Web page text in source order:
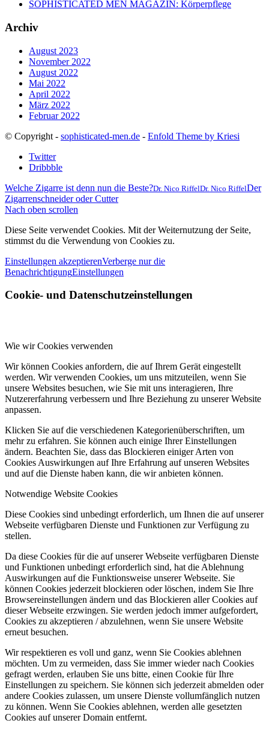
SOPHISTICATED MEN MAGAZIN: Körperpflege
Archiv
August 2023
November 2022
August 2022
Mai 2022
April 2022
März 2022
Februar 2022
© Copyright - sophisticated-men.de - Enfold Theme by Kriesi
Twitter
Dribbble
Welche Zigarre ist denn nun die Beste?Dr. Nico RiffelDr. Nico RiffelDer
Zigarrenschneider oder Cutter
Nach oben scrollen
Diese Seite verwendet Cookies. Mit der Weiternutzung der Seite,
stimmst du die Verwendung von Cookies zu.
Einstellungen akzeptierenVerberge nur die
BenachrichtigungEinstellungen
Cookie- und Datenschutzeinstellungen
Wie wir Cookies verwenden
Wir können Cookies anfordern, die auf Ihrem Gerät eingestellt
werden. Wir verwenden Cookies, um uns mitzuteilen, wenn Sie
unsere Websites besuchen, wie Sie mit uns interagieren, Ihre
Nutzererfahrung verbessern und Ihre Beziehung zu unserer Website
anpassen.
Klicken Sie auf die verschiedenen Kategorienüberschriften, um
mehr zu erfahren. Sie können auch einige Ihrer Einstellungen
ändern. Beachten Sie, dass das Blockieren einiger Arten von
Cookies Auswirkungen auf Ihre Erfahrung auf unseren Websites
und auf die Dienste haben kann, die wir anbieten können.
Notwendige Website Cookies
Diese Cookies sind unbedingt erforderlich, um Ihnen die auf unserer
Webseite verfügbaren Dienste und Funktionen zur Verfügung zu
stellen.
Da diese Cookies für die auf unserer Webseite verfügbaren Dienste
und Funktionen unbedingt erforderlich sind, hat die Ablehnung
Auswirkungen auf die Funktionsweise unserer Webseite. Sie
können Cookies jederzeit blockieren oder löschen, indem Sie Ihre
Browsereinstellungen ändern und das Blockieren aller Cookies auf
dieser Webseite erzwingen. Sie werden jedoch immer aufgefordert,
Cookies zu akzeptieren / abzulehnen, wenn Sie unsere Website
erneut besuchen.
Wir respektieren es voll und ganz, wenn Sie Cookies ablehnen
möchten. Um zu vermeiden, dass Sie immer wieder nach Cookies
gefragt werden, erlauben Sie uns bitte, einen Cookie für Ihre
Einstellungen zu speichern. Sie können sich jederzeit abmelden oder
andere Cookies zulassen, um unsere Dienste vollumfänglich nutzen
zu können. Wenn Sie Cookies ablehnen, werden alle gesetzten
Cookies auf unserer Domain entfernt.